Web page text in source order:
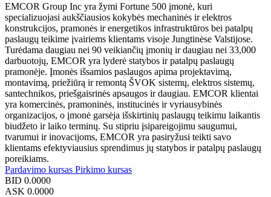
EMCOR Group Inc yra žymi Fortune 500 įmonė, kuri
specializuojasi aukščiausios kokybės mechaninės ir elektros
konstrukcijos, pramonės ir energetikos infrastruktūros bei patalpų
paslaugų teikime įvairiems klientams visoje Jungtinėse Valstijose.
Turėdama daugiau nei 90 veikiančių įmonių ir daugiau nei 33,000
darbuotojų, EMCOR yra lyderė statybos ir patalpų paslaugų
pramonėje. Įmonės išsamios paslaugos apima projektavimą,
montavimą, priežiūrą ir remontą ŠVOK sistemų, elektros sistemų,
santechnikos, priešgaisrinės apsaugos ir daugiau. EMCOR klientai
yra komercinės, pramoninės, institucinės ir vyriausybinės
organizacijos, o įmonė garsėja išskirtinių paslaugų teikimu laikantis
biudžeto ir laiko terminų. Su stipriu įsipareigojimu saugumui,
tvarumui ir inovacijoms, EMCOR yra pasiryžusi teikti savo
klientams efektyviausius sprendimus jų statybos ir patalpų paslaugų
poreikiams.
Pardavimo kursas Pirkimo kursas
BID 0.0000
ASK 0.0000